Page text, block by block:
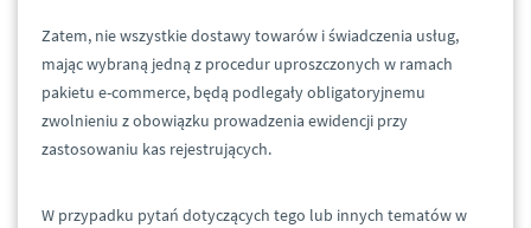
Zatem, nie wszystkie dostawy towarów i świadczenia usług,
mając wybraną jedną z procedur uproszczonych w ramach
pakietu e-commerce, będą podlegały obligatoryjnemu
zwolnieniu z obowiązku prowadzenia ewidencji przy
zastosowaniu kas rejestrujących.
W przypadku pytań dotyczących tego lub innych tematów w